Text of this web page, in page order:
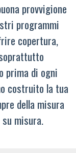
provvigione
programmi
copertura,
prima di ogni
costruito la tua
della misura
misura.